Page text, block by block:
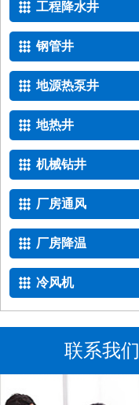
工程降水井
钢管井
地源热泵井
地热井
机械钻井
厂房通风
厂房降温
冷风机
联系我们